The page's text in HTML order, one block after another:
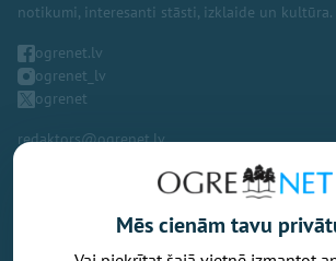
notikumi, interesanti stāsti, izklaide un kultūra.
ogrenet.lv
ogrenet_lv
ogrenet
redaktors@ogrenet.lv
Mēs cienām tavu